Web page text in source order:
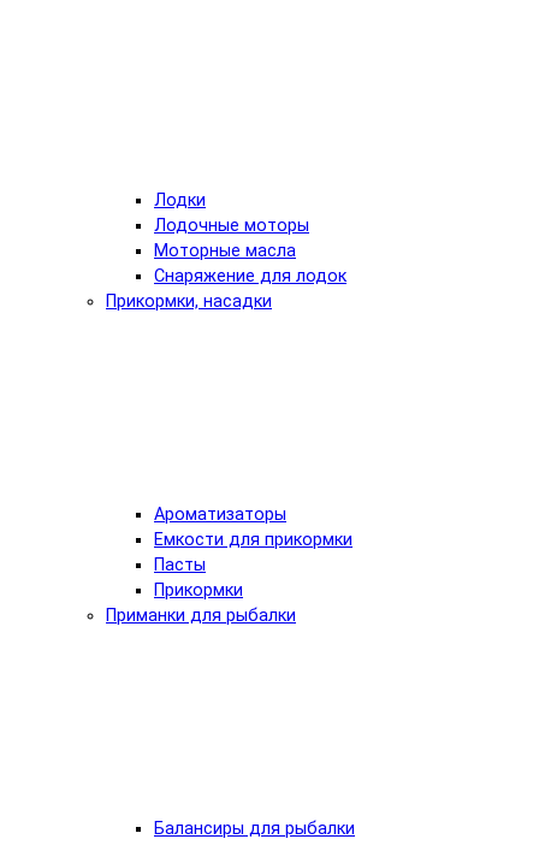
Лодки
Лодочные моторы
Моторные масла
Снаряжение для лодок
Прикормки, насадки
Ароматизаторы
Емкости для прикормки
Пасты
Прикормки
Приманки для рыбалки
Балансиры для рыбалки